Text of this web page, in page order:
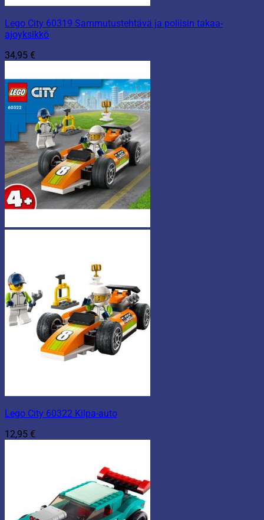
Lego City 60319 Sammutustehtävä ja poliisin takaa-
ajoyksikkö
34,95 €
Lego City 60322 Kilpa-auto
12,95 €